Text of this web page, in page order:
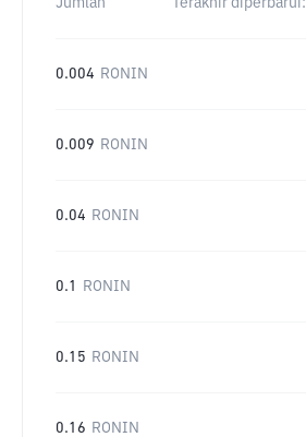
Jumlah Terakhir diperbarui:
0.004 RONIN
0.009 RONIN
0.04 RONIN
0.1 RONIN
0.15 RONIN
0.16 RONIN